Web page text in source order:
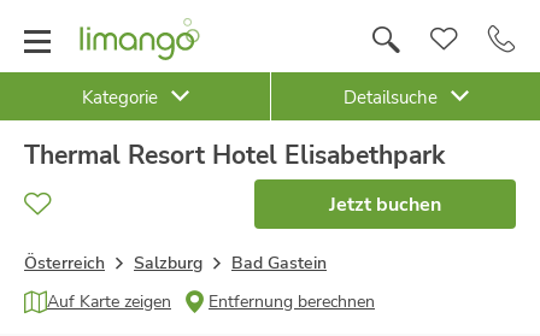
Kategorie Detailsuche
Thermal Resort Hotel Elisabethpark
Jetzt buchen
Österreich Salzburg
Bad Gastein
Auf Karte zeigen
Entfernung berechnen